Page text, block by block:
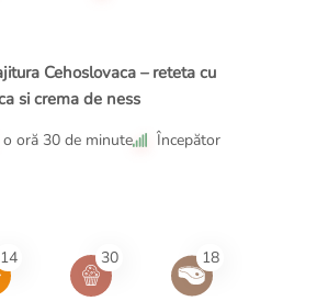
Cehoslovaca – reteta cu
si crema de ness
o oră 30 de minute Începător
14 30 18